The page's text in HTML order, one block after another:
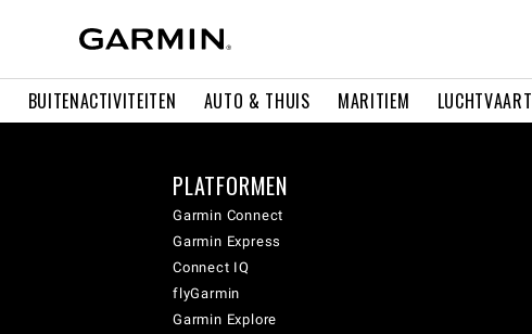
BUITENACTIVITEITEN AUTO & THUIS MARITIEM LUCHTVAART
PLATFORMEN
Garmin Connect
Garmin Express
Connect IQ
flyGarmin
Garmin Explore